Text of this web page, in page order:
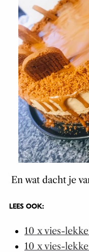
En wat dacht je
LEES OOK:
10 x vies-
10 x vies-